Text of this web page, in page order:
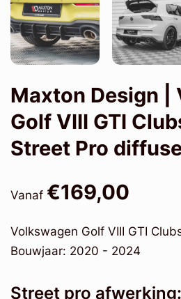
Maxton Design |
Golf VIII GTI
Street Pro
Vanaf €169,00
Volkswagen Golf VIII GTI
Bouwjaar: 2020 - 2024
Street pro afwerking: